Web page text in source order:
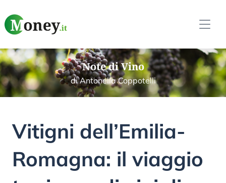
Note di Vino
di Antonella Coppotelli
Vitigni dell’Emilia-
Romagna: il viaggio